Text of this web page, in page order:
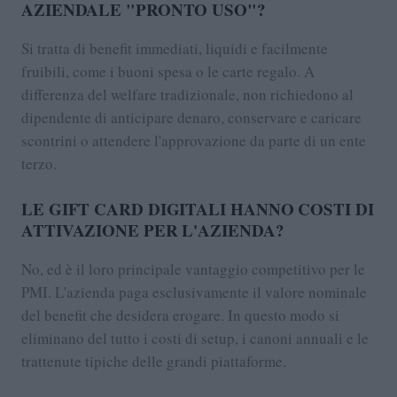
AZIENDALE "PRONTO USO"?
Si tratta di benefit immediati, liquidi e facilmente
fruibili, come i buoni spesa o le carte regalo. A
differenza del welfare tradizionale, non richiedono al
dipendente di anticipare denaro, conservare e caricare
scontrini o attendere l'approvazione da parte di un ente
terzo.
LE GIFT CARD DIGITALI HANNO COSTI DI
ATTIVAZIONE PER L'AZIENDA?
No, ed è il loro principale vantaggio competitivo per le
PMI. L'azienda paga esclusivamente il valore nominale
del benefit che desidera erogare. In questo modo si
eliminano del tutto i costi di setup, i canoni annuali e le
trattenute tipiche delle grandi piattaforme.